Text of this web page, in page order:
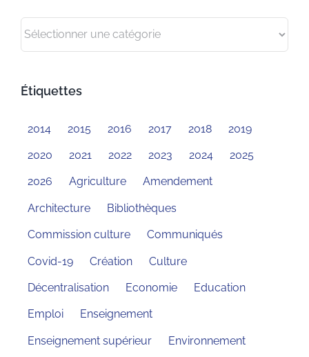
Catégories
Étiquettes
2014 2015 2016 2017 2018 2019
2020 2021 2022 2023 2024 2025
2026 Agriculture Amendement
Architecture Bibliothèques
Commission culture Communiqués
Covid-19 Création Culture
Décentralisation Economie Education
Emploi Enseignement
Enseignement supérieur Environnement